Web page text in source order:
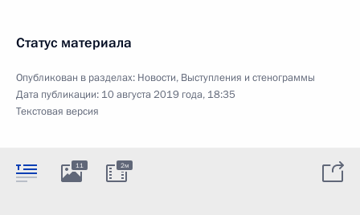
Статус материала
Опубликован в разделах: Новости, Выступления и стенограммы
Дата публикации: 10 августа 2019 года, 18:35
Текстовая версия
11 2м